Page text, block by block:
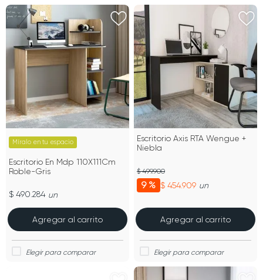
Míralo en tu espacio
Escritorio En Mdp 110X111Cm
Roble-Gris
$ 490.284 un
Agregar al carrito
Escritorio Axis RTA Wengue +
Niebla
9 % $ 454.909
$ 499.900
un
Agregar al carrito